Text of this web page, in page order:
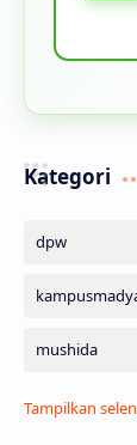
Kategori